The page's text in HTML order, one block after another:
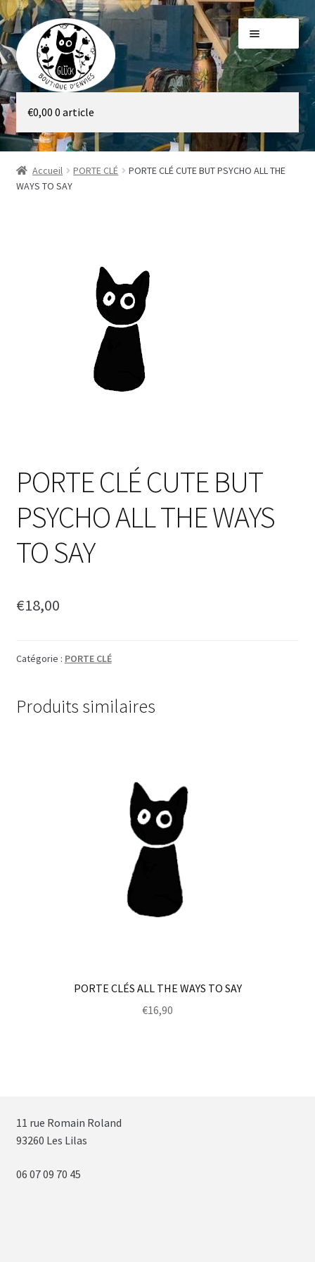
Aller
à
la
navigation
Aller
au
contenu
Galerie
Boutique
€0,00 0 article
Accueil PORTE CLÉ
PORTE CLÉ CUTE BUT PSYCHO ALL THE
WAYS TO SAY
PORTE CLÉ CUTE BUT
PSYCHO ALL THE WAYS
TO SAY
€18,00
Catégorie : PORTE CLÉ
Produits similaires
PORTE CLÉS ALL THE WAYS TO SAY
€16,90
11 rue Romain Roland
93260 Les Lilas
06 07 09 70 45